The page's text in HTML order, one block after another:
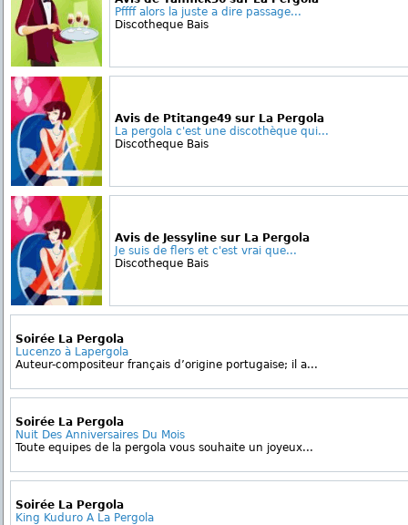
Pffff alors la juste a dire passage...
Discotheque Bais
Avis de Ptitange49 sur La Pergola
La pergola c'est une discothèque qui...
Discotheque Bais
Avis de Jessyline sur La Pergola
Je suis de flers et c'est vrai que...
Discotheque Bais
Soirée La Pergola
Lucenzo à Lapergola
Auteur-compositeur français d’origine portugaise; il a...
Soirée La Pergola
Nuit Des Anniversaires Du Mois
Toute equipes de la pergola vous souhaite un joyeux...
Soirée La Pergola
King Kuduro A La Pergola